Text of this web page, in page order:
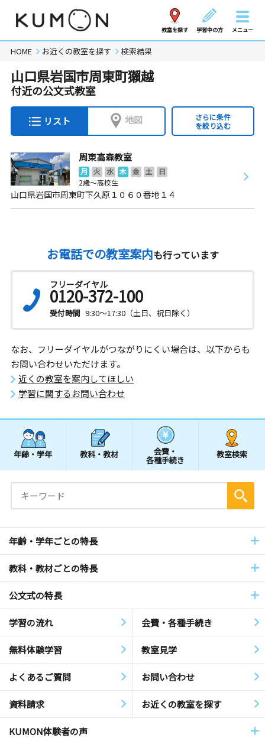
教室を探す 学習中の方 メニュー
HOME お近くの教室を探す 検索結果
山口県岩国市周東町獺越
付近の公文式教室
リスト 地図
さらに条件
を絞り込む
周東高森教室
月 火 水 木 金 土
日
2歳～高校生
山口県岩国市周東町下久原１０６０番地１４
お電話での教室案内も行っています
フリーダイヤル
0120-372-100
受付時間 9:30～17:30（土日、祝日除く）
なお、フリーダイヤルがつながりにくい場合は、以下からも
お問い合わせいただけます。
近くの教室を案内してほしい
学習に関するお問い合わせ
年齢・学年 教科・教材 会費・
各種手続き
教室検索
年齢・学年ごとの特長
教科・教材ごとの特長
公文式の特長
学習の流れ 会費・各種手続き
無料体験学習 教室見学
よくあるご質問 お問い合わせ
資料請求 お近くの教室を探す
KUMON体験者の声